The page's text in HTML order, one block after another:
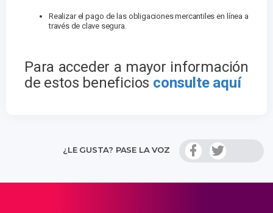
Realizar el pago de las obligaciones mercantiles en línea a
través de clave segura.
Para acceder a mayor información
de estos beneficios consulte aquí
¿LE GUSTA? PASE LA VOZ